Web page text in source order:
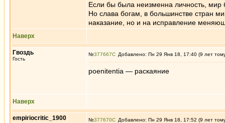
Если бы была неизменна личность, мир
Но слава богам, в большинстве стран
наказание, но и на исправление
Наверх
Гвоздь
Гость
№377667 Добавлено: Пн 29 Янв 18, 17:40 (9 лет
poenitentia — раскаяние
Наверх
empiriocritic_1900 №377670 Добавлено: Пн 29 Янв 18, 17:52 (9 лет